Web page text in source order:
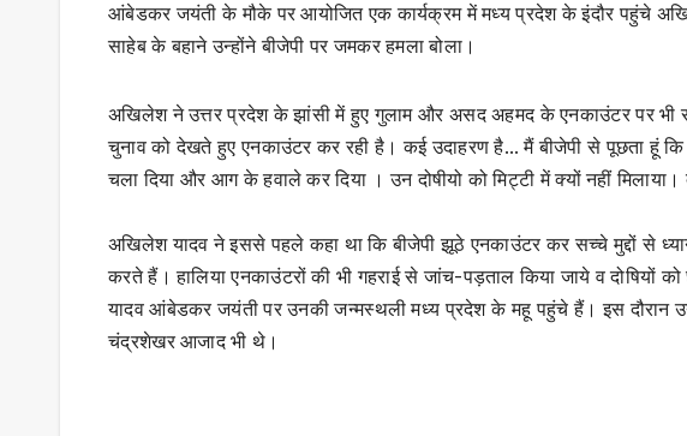
आंबेडकर जयंती के मौके पर आयोजित एक कार्यक्रम में मध्य प्रदेश के इंदौर पहुंचे
साहेब के बहाने उन्होंने बीजेपी पर जमकर हमला बोला।
अखिलेश ने उत्तर प्रदेश के झांसी में हुए गुलाम और असद अहमद के एनकाउंटर पर भी
चुनाव को देखते हुए एनकाउंटर कर रही है। कई उदाहरण है… मैं बीजेपी से पूछता हूं
चला दिया और आग के हवाले कर दिया । उन दोषीयो को मिट्टी में क्यों नहीं
अखिलेश यादव ने इससे पहले कहा था कि बीजेपी झूठे एनकाउंटर कर सच्चे मुद्दों से
करते हैं। हालिया एनकाउंटरों की भी गहराई से जांच-पड़ताल किया जाये व दोषियों
यादव आंबेडकर जयंती पर उनकी जन्मस्थली मध्य प्रदेश के महू पहुंचे हैं। इस दौरान
चंद्रशेखर आजाद भी थे।